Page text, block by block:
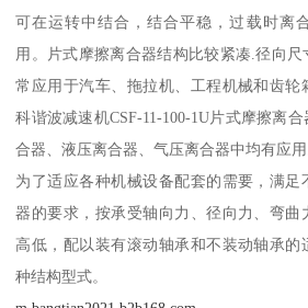
可在运转中结合，结合平稳，过载时离
用。片式摩擦离合器结构比较紧凑.径向尺
常应用于汽车、拖拉机、工程机械和齿轮
科谐波减速机CSF-11-100-1U片式摩擦离
合器、液压离合器、气压离合器中均有应用
为了适应各种机械设备配套的需要，满足
器的要求，按承受轴向力、径向力、弯曲
高低，配以装有滚动轴承和不装动轴承的
种结构型式。